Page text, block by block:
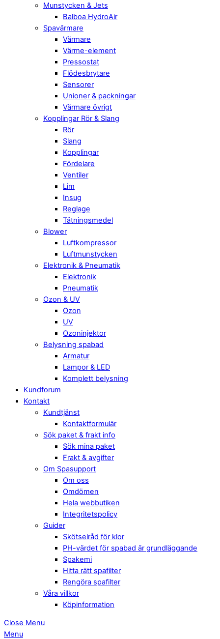
Munstycken & Jets
Balboa HydroAir
Spavärmare
Värmare
Värme-element
Pressostat
Flödesbrytare
Sensorer
Unioner & packningar
Värmare övrigt
Kopplingar Rör & Slang
Rör
Slang
Kopplingar
Fördelare
Ventiler
Lim
Insug
Reglage
Tätningsmedel
Blower
Luftkompressor
Luftmunstycken
Elektronik & Pneumatik
Elektronik
Pneumatik
Ozon & UV
Ozon
UV
Ozoninjektor
Belysning spabad
Armatur
Lampor & LED
Komplett belysning
Kundforum
Kontakt
Kundtjänst
Kontaktformulär
Sök paket & frakt info
Sök mina paket
Frakt & avgifter
Om Spasupport
Om oss
Omdömen
Hela webbutiken
Integritetspolicy
Guider
Skötselråd för klor
PH-värdet för spabad är grundläggande
Spakemi
Hitta rätt spafilter
Rengöra spafilter
Våra villkor
Köpinformation
Close Menu
Menu